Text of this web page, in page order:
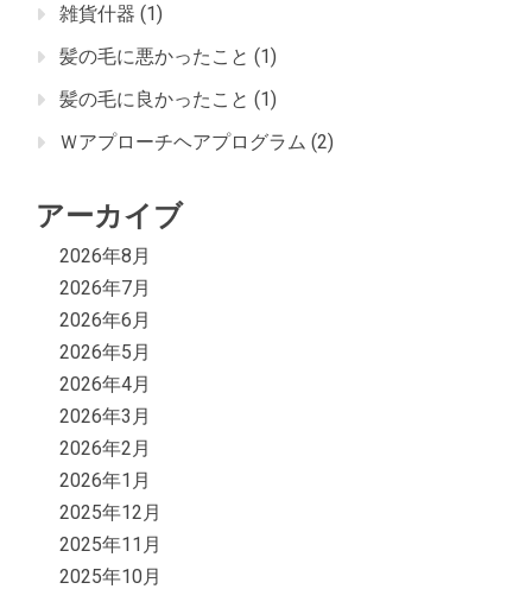
雑貨什器 (1)
髪の毛に悪かったこと (1)
髪の毛に良かったこと (1)
Ｗアプローチヘアプログラム (2)
アーカイブ
2026年8月
2026年7月
2026年6月
2026年5月
2026年4月
2026年3月
2026年2月
2026年1月
2025年12月
2025年11月
2025年10月